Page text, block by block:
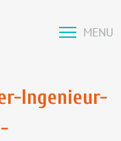
MENU
Ingenieur-